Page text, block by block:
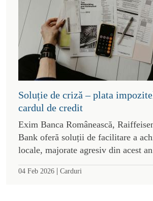
Soluție de criză – plata
cardul de credit
Exim Banca Românească,
Bank oferă soluții de facilitare a
locale, majorate agresiv din acest
04 Feb 2026 | Carduri